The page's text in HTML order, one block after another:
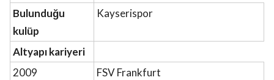
Bulunduğu
kulüp
Kayserispor
Altyapı kariyeri
2009
FSV Frankfurt